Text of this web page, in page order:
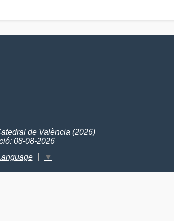
de València (2026)
08-08-2026
▼